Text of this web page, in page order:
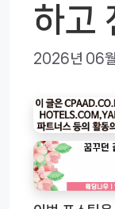
하고
2026년 06